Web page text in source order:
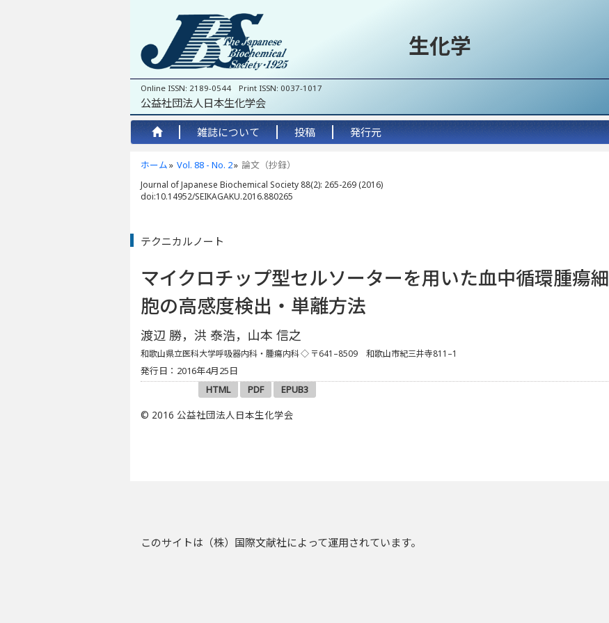
生化学
Online ISSN: 2189-0544 Print ISSN: 0037-1017
公益社団法人日本生化学会
雑誌について 投稿 発行元
ホーム Vol. 88 - No. 2 論文（抄録）
Journal of Japanese Biochemical Society 88(2): 265-269 (2016)
doi:10.14952/SEIKAGAKU.2016.880265
テクニカルノート
マイクロチップ型セルソーターを用いた血中循環腫瘍細
胞の高感度検出・単離方法
渡辺 勝，洪 泰浩，山本 信之
和歌山県立医科大学呼吸器内科・腫瘍内科◇ 〒641–8509 和歌山市紀三井寺811–1
発行日：2016年4月25日
HTML
PDF EPUB3
© 2016 公益社団法人日本生化学会
このサイトは（株）国際文献社によって運用されています。